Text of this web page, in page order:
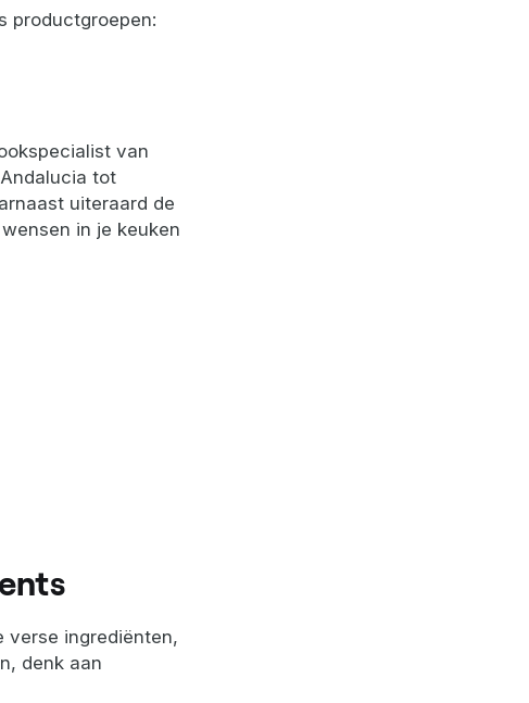
productgroepen:
van
tot
uiteraard de
in je keuken
verse ingrediënten,
denk aan